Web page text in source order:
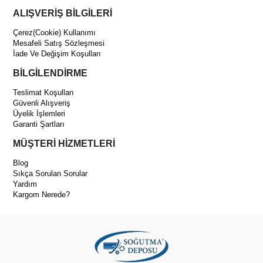
ALIŞVERİŞ BİLGİLERİ
Çerez(Cookie) Kullanımı
Mesafeli Satış Sözleşmesi
İade Ve Değişim Koşulları
BİLGİLENDİRME
Teslimat Koşulları
Güvenli Alışveriş
Üyelik İşlemleri
Garanti Şartları
MÜŞTERİ HİZMETLERİ
Blog
Sıkça Sorulan Sorular
Yardım
Kargom Nerede?